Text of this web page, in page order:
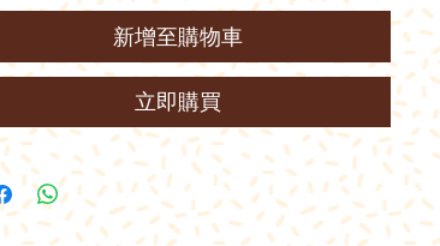
新增至購物車
立即購買